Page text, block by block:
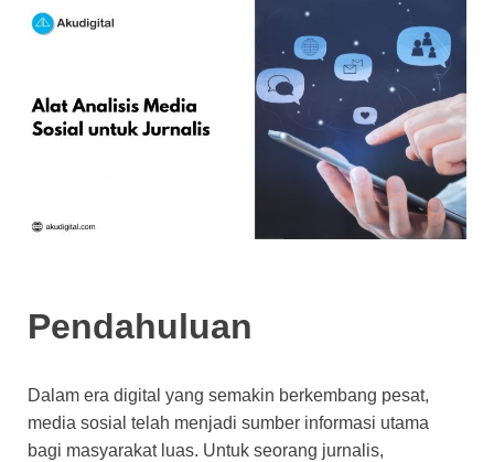
Pendahuluan
Dalam era digital yang semakin berkembang pesat,
media sosial telah menjadi sumber informasi utama
bagi masyarakat luas. Untuk seorang jurnalis,